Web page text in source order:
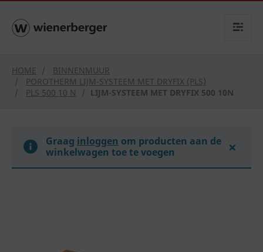
text.skipToContent
text.skipToNavigation
HOME
BINNENMUUR
POROTHERM LIJM-SYSTEEM MET DRYFIX (PLS)
PLS 500 10 N
LIJM-SYSTEEM MET DRYFIX 500 10N
Graag inloggen om producten aan de
winkelwagen toe te voegen
×